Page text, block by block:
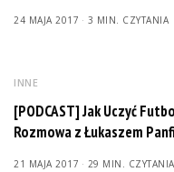
24 MAJA 2017 3 MIN. CZYTANIA
INNE
[PODCAST] Jak Uczyć
Rozmowa z Łukaszem
21 MAJA 2017 29 MIN. CZYTANIA